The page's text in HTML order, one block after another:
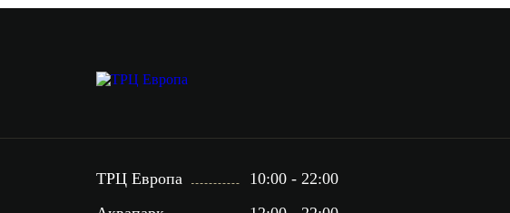
ТРЦ Европа
10:00 - 22:00